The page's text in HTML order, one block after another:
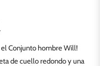
el Conjunto hombre Will!
de cuello redondo y una